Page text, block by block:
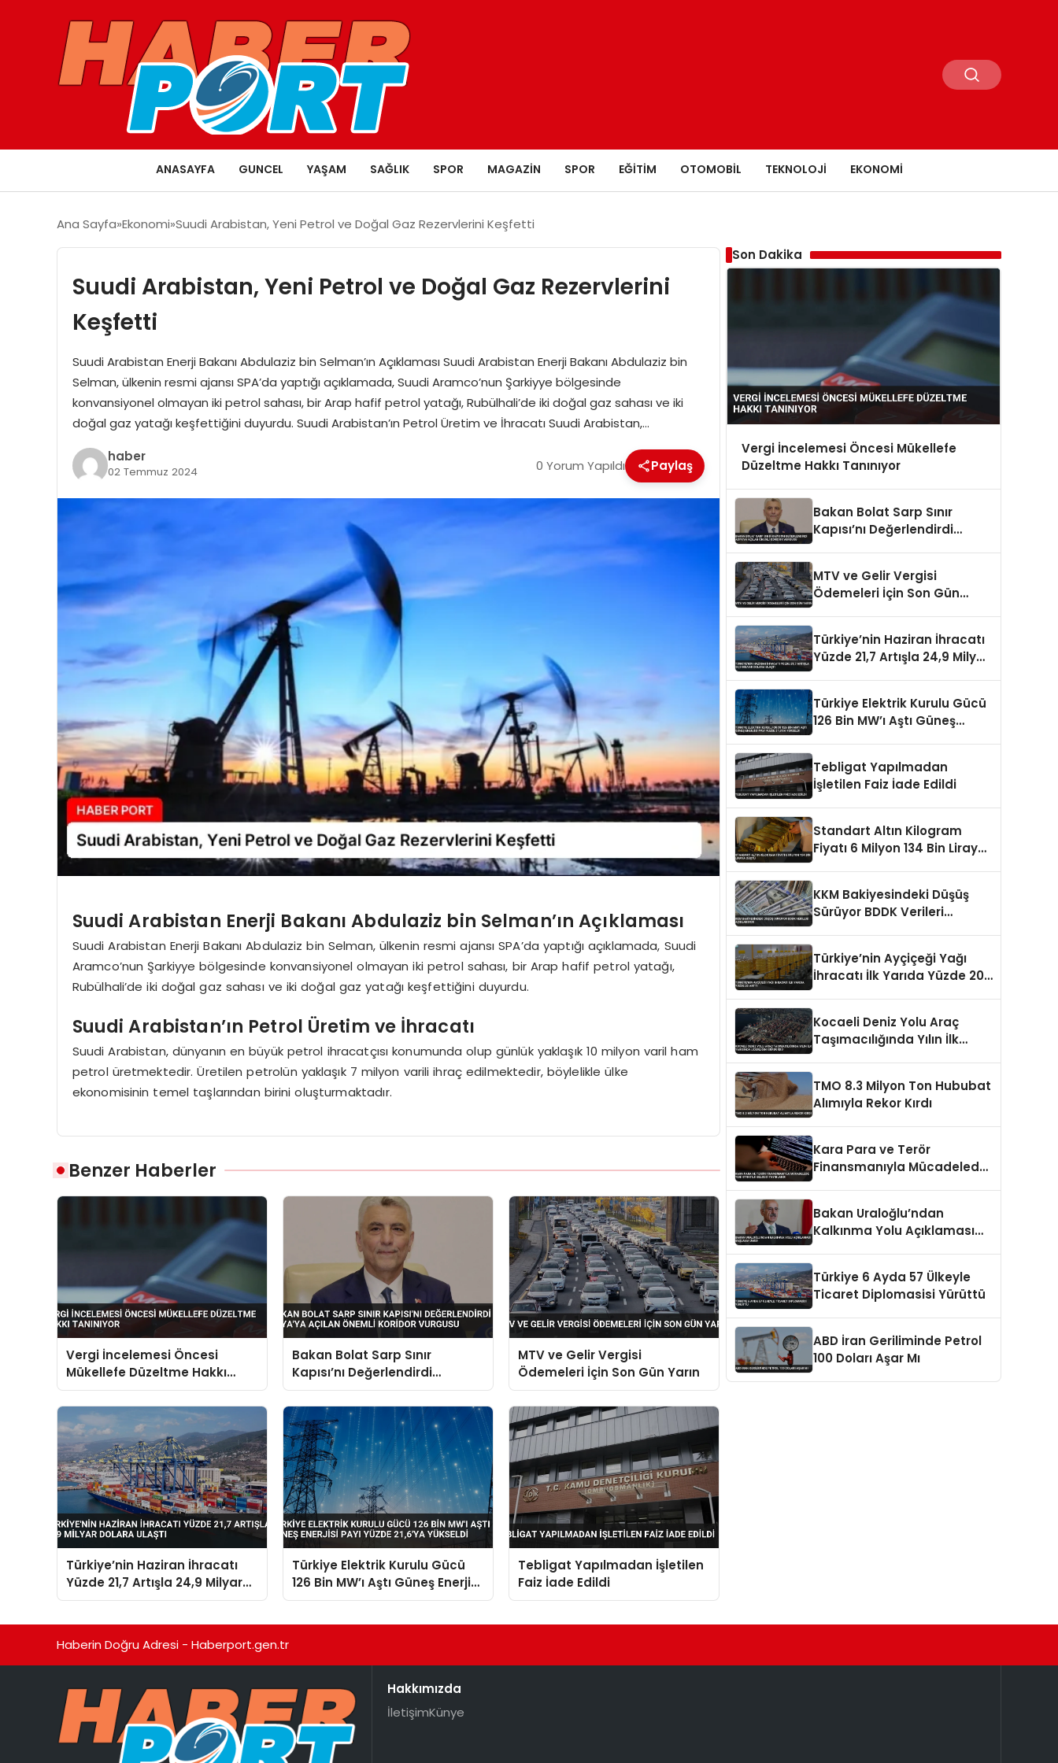
ANASAYFA GUNCEL YAŞAM SAĞLIK SPOR MAGAZIN SPOR EĞITIM OTOMOBIL TEKNOLOJI EKONOMI
Ana Sayfa Ekonomi Suudi Arabistan, Yeni Petrol ve Doğal Gaz Rezervlerini Keşfetti
Suudi Arabistan, Yeni Petrol ve Doğal Gaz Rezervlerini
Keşfetti
Suudi Arabistan Enerji Bakanı Abdulaziz bin Selman’ın Açıklaması Suudi Arabistan Enerji Bakanı Abdulaziz bin
Selman, ülkenin resmi ajansı SPA’da yaptığı açıklamada, Suudi Aramco’nun Şarkiyye bölgesinde
konvansiyonel olmayan iki petrol sahası, bir Arap hafif petrol yatağı, Rubülhali’de iki doğal gaz sahası ve iki
doğal gaz yatağı keşfettiğini duyurdu. Suudi Arabistan’ın Petrol Üretim ve İhracatı Suudi Arabistan,…
haber
02 Temmuz 2024 0 Yorum Yapıldı Paylaş
Suudi Arabistan Enerji Bakanı Abdulaziz bin Selman’ın Açıklaması
Suudi Arabistan Enerji Bakanı Abdulaziz bin Selman, ülkenin resmi ajansı SPA’da yaptığı açıklamada, Suudi
Aramco’nun Şarkiyye bölgesinde konvansiyonel olmayan iki petrol sahası, bir Arap hafif petrol yatağı,
Rubülhali’de iki doğal gaz sahası ve iki doğal gaz yatağı keşfettiğini duyurdu.
Suudi Arabistan’ın Petrol Üretim ve İhracatı
Suudi Arabistan, dünyanın en büyük petrol ihracatçısı konumunda olup günlük yaklaşık 10 milyon varil ham
petrol üretmektedir. Üretilen petrolün yaklaşık 7 milyon varili ihraç edilmektedir, böylelikle ülke
ekonomisinin temel taşlarından birini oluşturmaktadır.
Benzer Haberler
Vergi İncelemesi Öncesi
Mükellefe Düzeltme Hakkı
Tanınıyor
Bakan Bolat Sarp Sınır
Kapısı’nı Değerlendirdi
Asya’ya Açılan Önemli Koridor
Vurgusu
MTV ve Gelir Vergisi
Ödemeleri İçin Son Gün Yarın
Türkiye’nin Haziran İhracatı
Yüzde 21,7 Artışla 24,9 Milyar
Dolara Ulaştı
Türkiye Elektrik Kurulu Gücü
126 Bin MW’ı Aştı Güneş Enerjisi
Payı Yüzde 21,6’ya Yükseldi
Tebligat Yapılmadan İşletilen
Faiz İade Edildi
Son Dakika
Vergi İncelemesi Öncesi Mükellefe
Düzeltme Hakkı Tanınıyor
Bakan Bolat Sarp Sınır
Kapısı’nı Değerlendirdi
MTV ve Gelir Vergisi
Ödemeleri İçin Son Gün
Türkiye’nin Haziran İhracatı
Yüzde 21,7 Artışla 24,9 Milyar
Türkiye Elektrik Kurulu Gücü
126 Bin MW’ı Aştı Güneş
Tebligat Yapılmadan
İşletilen Faiz İade Edildi
Standart Altın Kilogram
Fiyatı 6 Milyon 134 Bin Liraya
KKM Bakiyesindeki Düşüş
Sürüyor BDDK Verileri
Türkiye’nin Ayçiçeği Yağı
İhracatı İlk Yarıda Yüzde 20
Kocaeli Deniz Yolu Araç
Taşımacılığında Yılın İlk
TMO 8.3 Milyon Ton Hububat
Alımıyla Rekor Kırdı
Kara Para ve Terör
Finansmanıyla Mücadelede
Bakan Uraloğlu’ndan
Kalkınma Yolu Açıklaması
Türkiye 6 Ayda 57 Ülkeyle
Ticaret Diplomasisi Yürüttü
ABD İran Geriliminde Petrol
100 Doları Aşar Mı
Haberin Doğru Adresi - Haberport.gen.tr
Hakkımızda
İletişimKünye